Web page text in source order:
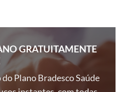
GRATUITAMENTE
Plano Bradesco Saúde